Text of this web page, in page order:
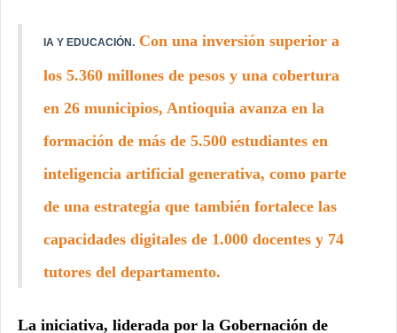
IA Y EDUCACIÓN. Con una inversión superior a
los 5.360 millones de pesos y una cobertura
en 26 municipios, Antioquia avanza en la
formación de más de 5.500 estudiantes en
inteligencia artificial generativa, como parte
de una estrategia que también fortalece las
capacidades digitales de 1.000 docentes y 74
tutores del departamento.
La iniciativa, liderada por la Gobernación de